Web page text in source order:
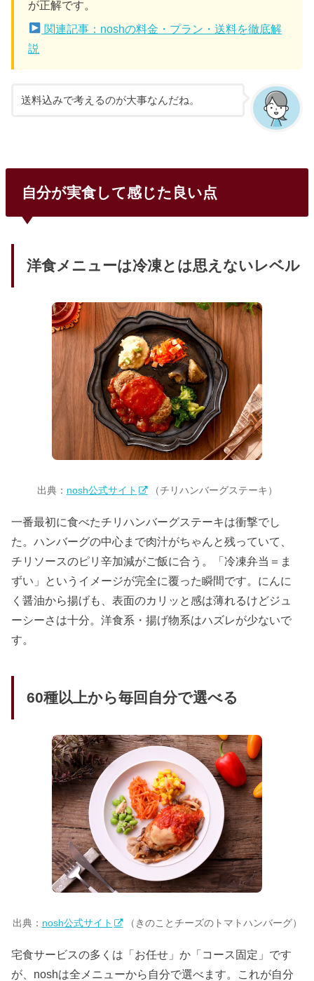
が正解です。
関連記事：noshの料金・プラン・送料を徹底解
説
送料込みで考えるのが大事なんだね。
自分が実食して感じた良い点
洋食メニューは冷凍とは思えないレベル
出典： nosh公式サイト （チリハンバーグステーキ）
一番最初に食べたチリハンバーグステーキは衝撃でし
た。ハンバーグの中心まで肉汁がちゃんと残っていて、
チリソースのピリ辛加減がご飯に合う。「冷凍弁当＝ま
ずい」というイメージが完全に覆った瞬間です。にんに
く醤油から揚げも、表面のカリッと感は薄れるけどジュ
ーシーさは十分。洋食系・揚げ物系はハズレが少ないで
す。
60種以上から毎回自分で選べる
出典： nosh公式サイト （きのことチーズのトマトハンバーグ）
宅食サービスの多くは「お任せ」か「コース固定」です
が、noshは全メニューから自分で選べます。これが自分